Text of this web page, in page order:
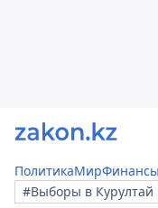
ПолитикаМирФинансы
#Выборы в Курултай